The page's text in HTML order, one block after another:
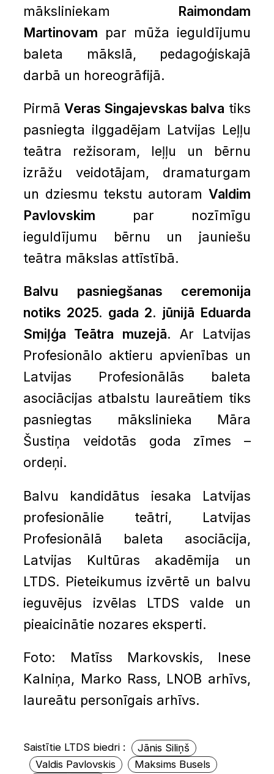
māksliniekam Raimondam
Martinovam par mūža ieguldījumu
baleta mākslā, pedagoģiskajā
darbā un horeogrāfijā.
Pirmā Veras Singajevskas balva tiks
pasniegta ilggadējam Latvijas Leļļu
teātra režisoram, leļļu un bērnu
izrāžu veidotājam, dramaturgam
un dziesmu tekstu autoram Valdim
Pavlovskim par nozīmīgu
ieguldījumu bērnu un jauniešu
teātra mākslas attīstībā.
Balvu pasniegšanas ceremonija
notiks 2025. gada 2. jūnijā Eduarda
Smiļģa Teātra muzejā. Ar Latvijas
Profesionālo aktieru apvienības un
Latvijas Profesionālās baleta
asociācijas atbalstu laureātiem tiks
pasniegtas mākslinieka Māra
Šustiņa veidotās goda zīmes –
ordeņi.
Balvu kandidātus iesaka Latvijas
profesionālie teātri, Latvijas
Profesionālā baleta asociācija,
Latvijas Kultūras akadēmija un
LTDS. Pieteikumus izvērtē un balvu
ieguvējus izvēlas LTDS valde un
pieaicinātie nozares eksperti.
Foto: Matīss Markovskis, Inese
Kalniņa, Marko Rass, LNOB arhīvs,
laureātu personīgais arhīvs.
Saistītie LTDS biedri :
Jānis Siliņš
Valdis Pavlovskis
Maksims Busels